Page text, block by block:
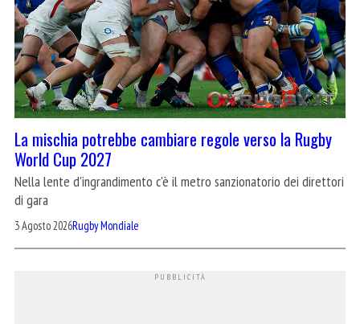
La mischia potrebbe cambiare regole verso la Rugby
World Cup 2027
Nella lente d'ingrandimento c'è il metro sanzionatorio dei direttori
di gara
3 Agosto 2026Rugby Mondiale